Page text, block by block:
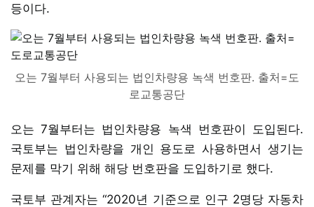
등이다.
오는 7월부터 사용되는 법인차량용 녹색 번호판. 출처=도
로교통공단
오는 7월부터는 법인차량용 녹색 번호판이 도입된다.
국토부는 법인차량을 개인 용도로 사용하면서 생기는
문제를 막기 위해 해당 번호판을 도입하기로 했다.
국토부 관계자는 “2020년 기준으로 인구 2명당 자동차